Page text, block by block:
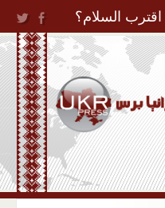
Jump
اقترب السلام؟